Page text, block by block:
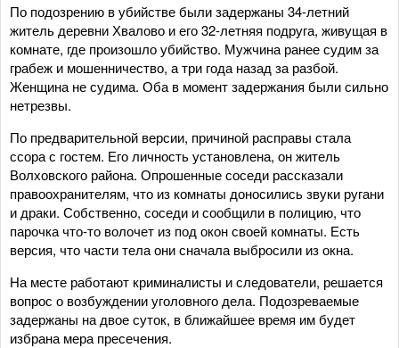
По подозрению в убийстве были задержаны 34-летний
житель деревни Хвалово и его 32-летняя подруга, живущая в
комнате, где произошло убийство. Мужчина ранее судим за
грабеж и мошенничество, а три года назад за разбой.
Женщина не судима. Оба в момент задержания были сильно
нетрезвы.
По предварительной версии, причиной расправы стала
ссора с гостем. Его личность установлена, он житель
Волховского района. Опрошенные соседи рассказали
правоохранителям, что из комнаты доносились звуки ругани
и драки. Собственно, соседи и сообщили в полицию, что
парочка что-то волочет из под окон своей комнаты. Есть
версия, что части тела они сначала выбросили из окна.
На месте работают криминалисты и следователи, решается
вопрос о возбуждении уголовного дела. Подозреваемые
задержаны на двое суток, в ближайшее время им будет
избрана мера пресечения.